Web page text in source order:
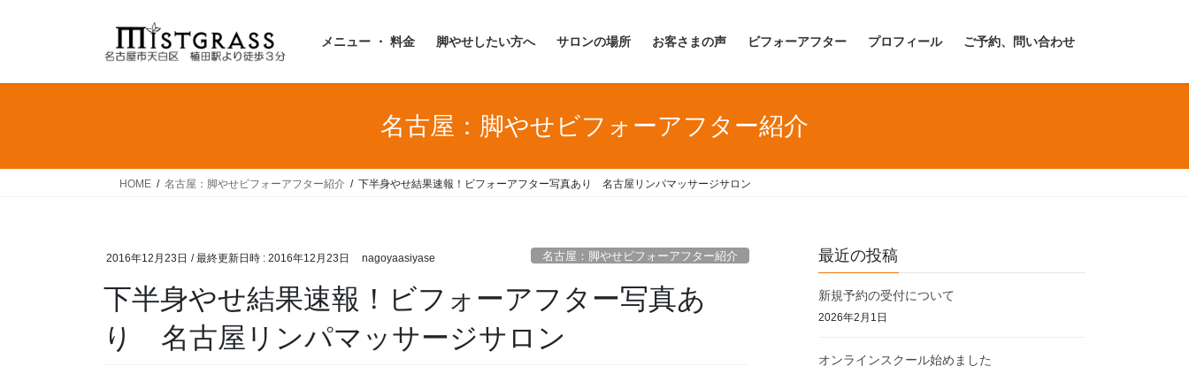
メニュー ・ 料金 脚やせしたい方へ サロンの場所 お客さまの声 ビフォーアフター プロフィール ご予約、問い合わせ
名古屋：脚やせビフォーアフター紹介
HOME 名古屋：脚やせビフォーアフター紹介 下半身やせ結果速報！ビフォーアフター写真あり 名古屋リンパマッサージサロン
2016年12月23日 / 最終更新日時 : 2016年12月23日 nagoyaasiyase 名古屋：脚やせビフォーアフター紹介
下半身やせ結果速報！ビフォーアフター写真あ
り 名古屋リンパマッサージサロン
最近の投稿
新規予約の受付について
2026年2月1日
オンラインスクール始めました